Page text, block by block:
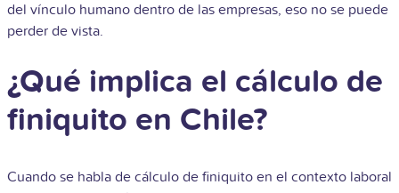
del vínculo humano dentro de las empresas, eso no se puede
perder de vista.
¿Qué implica el cálculo de
finiquito en Chile?
Cuando se habla de cálculo de finiquito en el contexto laboral